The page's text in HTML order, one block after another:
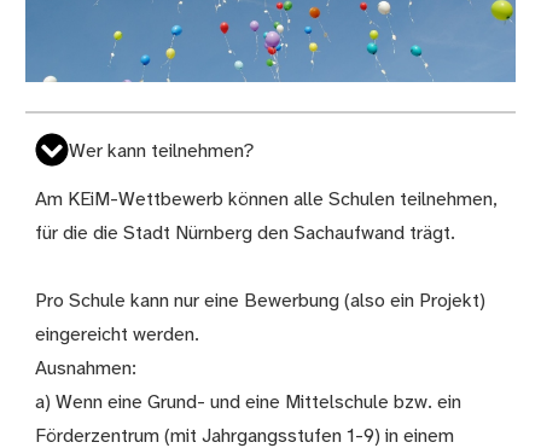
Wer kann teilnehmen?
Am KEiM-Wettbewerb können alle Schulen teilnehmen,
für die die Stadt Nürnberg den Sachaufwand trägt.
Pro Schule kann nur eine Bewerbung (also ein Projekt)
eingereicht werden.
Ausnahmen:
a) Wenn eine Grund- und eine Mittelschule bzw. ein
Förderzentrum (mit Jahrgangsstufen 1-9) in einem